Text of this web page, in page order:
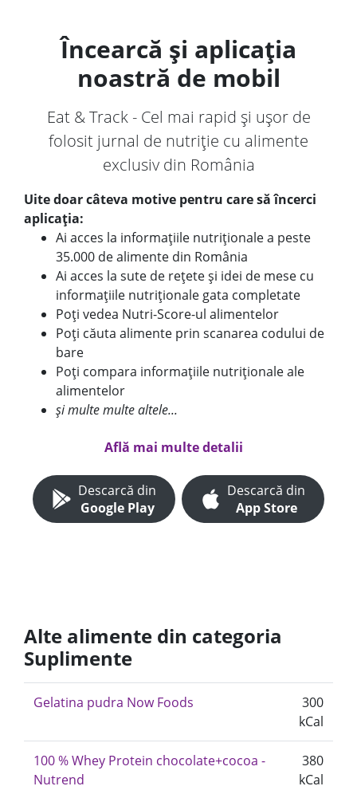
Încearcă și aplicația
noastră de mobil
Eat & Track - Cel mai rapid și ușor de
folosit jurnal de nutriție cu alimente
exclusiv din România
Uite doar câteva motive pentru care să încerci
aplicația:
Ai acces la informațiile nutriționale a peste
35.000 de alimente din România
Ai acces la sute de rețete și idei de mese cu
informațiile nutriționale gata completate
Poți vedea Nutri-Score-ul alimentelor
Poți căuta alimente prin scanarea codului de
bare
Poți compara informațiile nutriționale ale
alimentelor
și multe multe altele...
Află mai multe detalii
Descarcă din
Google Play
Descarcă din
App Store
Alte alimente din categoria
Suplimente
Gelatina pudra Now Foods
300
kCal
100 % Whey Protein chocolate+cocoa -
Nutrend
380
kCal